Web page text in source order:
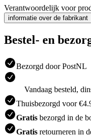
Verantwoordelijk voor
informatie over de fabrikant
Bestel- en
Bezorgd door PostNL
Vandaag besteld,
Thuisbezorgd voor
Gratis bezorgd in de
Gratis retourneren in